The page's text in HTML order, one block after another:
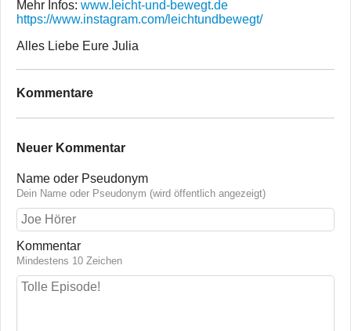
Mehr Infos: www.leicht-und-bewegt.de
https://www.instagram.com/leichtundbewegt/
Alles Liebe Eure Julia
Kommentare
Neuer Kommentar
Name oder Pseudonym
Dein Name oder Pseudonym (wird öffentlich angezeigt)
Kommentar
Mindestens 10 Zeichen